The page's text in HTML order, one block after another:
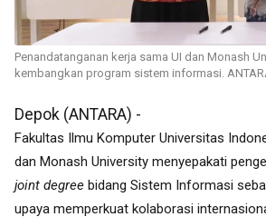
Penandatanganan kerja sama UI dan Monash
kembangkan program sistem informasi.
Depok (ANTARA) -
Fakultas Ilmu Komputer Universitas
dan Monash University menyepakati
joint degree bidang Sistem Informasi
upaya memperkuat kolaborasi